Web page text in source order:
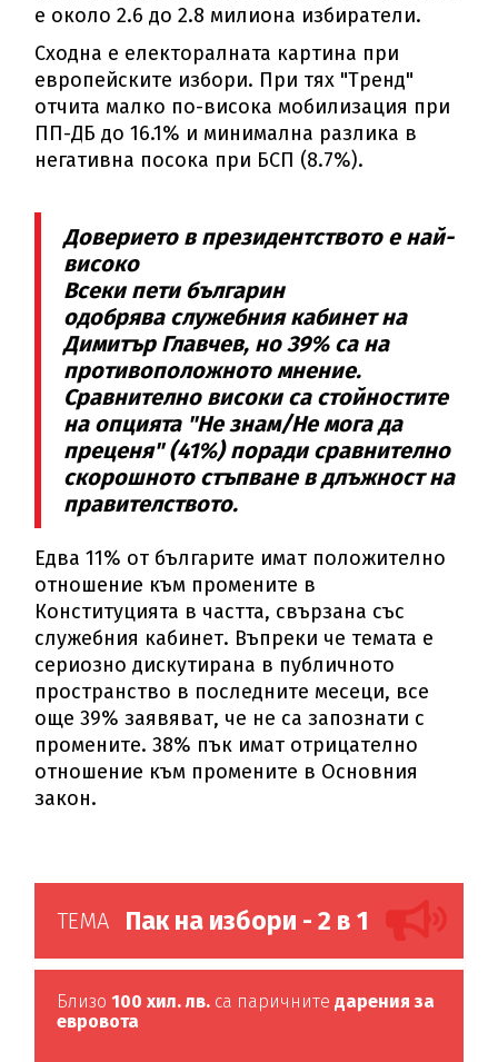
е около 2.6 до 2.8 милиона избиратели.
Сходна е електоралната картина при
европейските избори. При тях "Тренд"
отчита малко по-висока мобилизация при
ПП-ДБ до 16.1% и минимална разлика в
негативна посока при БСП (8.7%).
Доверието в президентството е най-
високо
Всеки пети българин
одобрява служебния кабинет на
Димитър Главчев, но 39% са на
противоположното мнение.
Сравнително високи са стойностите
на опцията "Не знам/Не мога да
преценя" (41%) поради сравнително
скорошното стъпване в длъжност на
правителството.
Едва 11% от българите имат положително
отношение към промените в
Конституцията в частта, свързана със
служебния кабинет. Въпреки че темата е
сериозно дискутирана в публичното
пространство в последните месеци, все
още 39% заявяват, че не са запознати с
промените. 38% пък имат отрицателно
отношение към промените в Основния
закон.
ТЕМА Пак на избори - 2 в 1
Близо100 хил. лв. са паричнитедарения за
евровота